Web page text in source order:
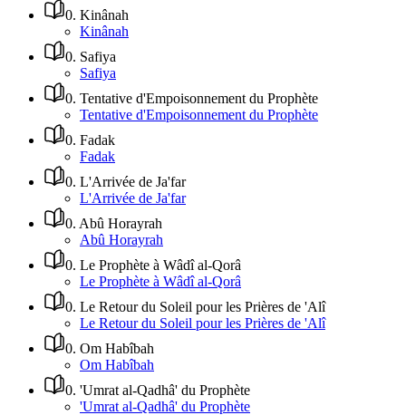
0. Kinânah
Kinânah
0. Safiya
Safiya
0. Tentative d'Empoisonnement du Prophète
Tentative d'Empoisonnement du Prophète
0. Fadak
Fadak
0. L'Arrivée de Ja'far
L'Arrivée de Ja'far
0. Abû Horayrah
Abû Horayrah
0. Le Prophète à Wâdî al-Qorâ
Le Prophète à Wâdî al-Qorâ
0. Le Retour du Soleil pour les Prières de 'Alî
Le Retour du Soleil pour les Prières de 'Alî
0. Om Habîbah
Om Habîbah
0. 'Umrat al-Qadhâ' du Prophète
'Umrat al-Qadhâ' du Prophète